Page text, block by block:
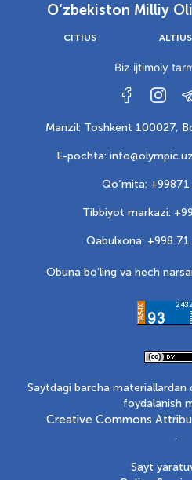
O‘zbekiston Milliy
CITIUS ALTIUS
Biz ijtimoiy
Manzil: Toshkent 100027,
E-pochta:
Qo‘mita:
Tibbiyot markazi:
Qabulxona: +998
Obuna bo'ling va hech
Saytdagi barcha materiallardan
foydalanish
Creative Commons
.
Sayt